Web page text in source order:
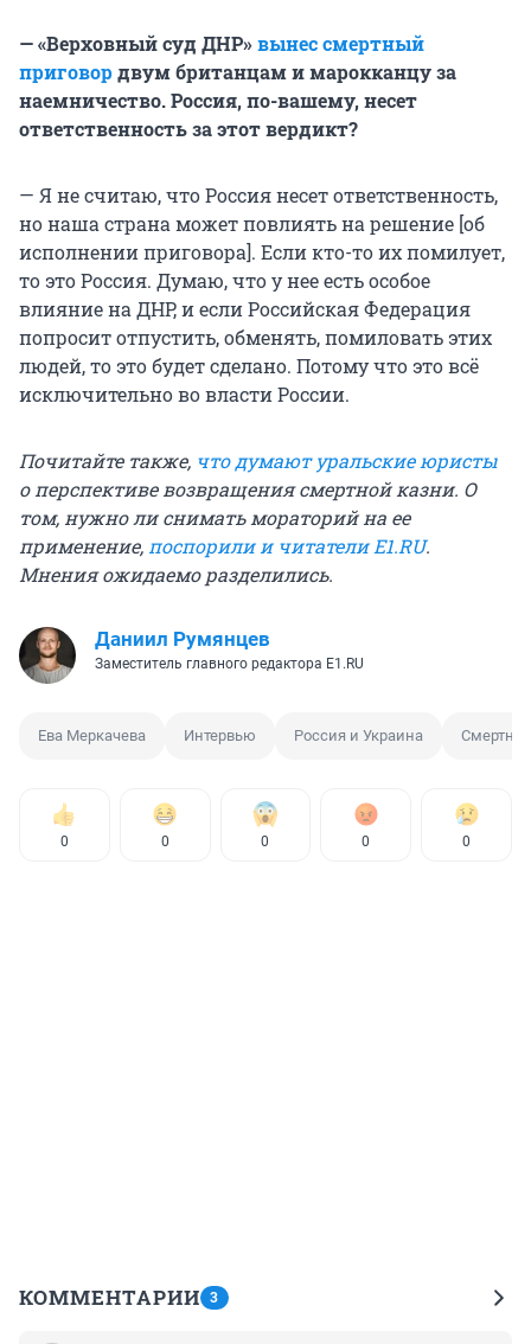
— «Верховный суд ДНР»вынес смертный
приговордвум британцам и марокканцу за
наемничество. Россия, по-вашему, несет
ответственность за этот вердикт?
— Я не считаю, что Россия несет ответственность,
но наша страна может повлиять на решение [об
исполнении приговора]. Если кто-то их помилует,
то это Россия. Думаю, что у нее есть особое
влияние на ДНР, и если Российская Федерация
попросит отпустить, обменять, помиловать этих
людей, то это будет сделано. Потому что это всё
исключительно во власти России.
Почитайте также, что думают уральские юристы
о перспективе возвращения смертной казни. О
том, нужно ли снимать мораторий на ее
применение, поспорили и читатели E1.RU.
Мнения ожидаемо разделились.
Даниил Румянцев
Заместитель главного редактора E1.RU
Ева Меркачева Интервью Россия и Украина
0 0 0 0 0
КОММЕНТАРИИ 3